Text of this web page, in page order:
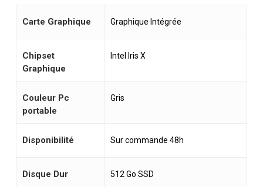
Carte Graphique Graphique Intégrée
Chipset
Graphique
Intel Iris X
Couleur Pc
portable
Gris
Disponibilité Sur commande 48h
Disque Dur 512 Go SSD